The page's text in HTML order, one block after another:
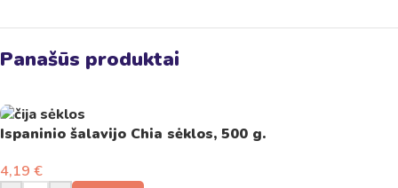
Panašūs produktai
Ispaninio šalavijo Chia sėklos, 500 g.
4,19 €